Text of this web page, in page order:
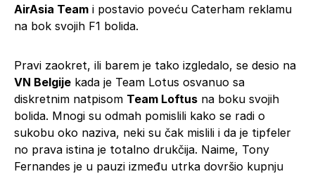
AirAsia Team i postavio poveću Caterham reklamu
na bok svojih F1 bolida.
Pravi zaokret, ili barem je tako izgledalo, se desio na
VN Belgije kada je Team Lotus osvanuo sa
diskretnim natpisom Team Loftus na boku svojih
bolida. Mnogi su odmah pomislili kako se radi o
sukobu oko naziva, neki su čak mislili i da je tipfeler
no prava istina je totalno drukčija. Naime, Tony
Fernandes je u pauzi između utrka dovršio kupnju